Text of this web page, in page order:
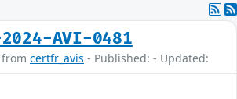
2024-AVI-0481
certfr_avis - Published: - Updated: